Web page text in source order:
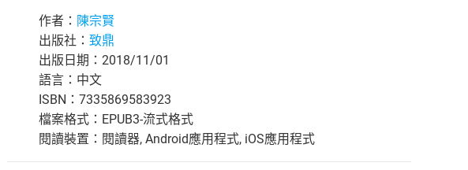
作者： 陳宗賢
出版社： 致鼎
出版日期：2018/11/01
語言：中文
ISBN：7335869583923
檔案格式：EPUB3-流式格式
閱讀裝置：閱讀器, Android應用程式, iOS應用程式